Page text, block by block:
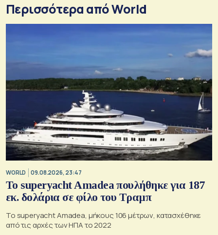
Περισσότερα από World
WORLD 09.08.2026, 23:47
To superyacht Amadea πουλήθηκε για 187
εκ. δολάρια σε φίλο του Τραμπ
Το superyacht Amadea, μήκους 106 μέτρων, κατασχέθηκε
από τις αρχές των ΗΠΑ το 2022